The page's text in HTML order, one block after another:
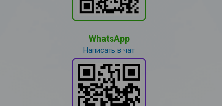
WhatsApp
Написать в чат